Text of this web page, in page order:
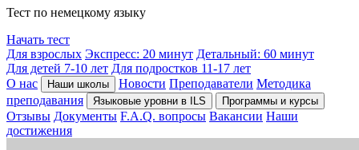
Тест по немецкому языку
Начать тест
Для взрослых Экспресс: 20 минут Детальный: 60 минут
Для детей 7-10 лет Для подростков 11-17 лет
О нас
Наши школы Новости Преподаватели Методика
преподавания
Языковые уровни в ILS Программы и курсы
Отзывы Документы F.A.Q. вопросы Вакансии Наши
достижения